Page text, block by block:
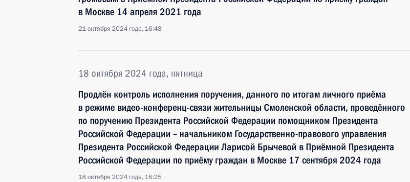
в Москве 14 апреля 2021 года
21 октября 2024 года, 16:48
18 октября 2024 года, пятница
Продлён контроль исполнения поручения, данного по итогам личного приёма
в режиме видео-конференц-связи жительницы Смоленской области, проведённого
по поручению Президента Российской Федерации помощником Президента
Российской Федерации – начальником Государственно-правового управления
Президента Российской Федерации Ларисой Брычевой в Приёмной Президента
Российской Федерации по приёму граждан в Москве 17 сентября 2024 года
18 октября 2024 года, 16:25